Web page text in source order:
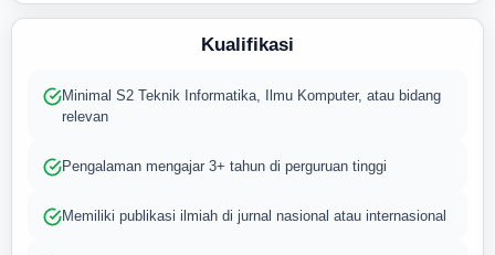
Kualifikasi
Minimal S2 Teknik Informatika, Ilmu Komputer, atau bidang
relevan
Pengalaman mengajar 3+ tahun di perguruan tinggi
Memiliki publikasi ilmiah di jurnal nasional atau internasional